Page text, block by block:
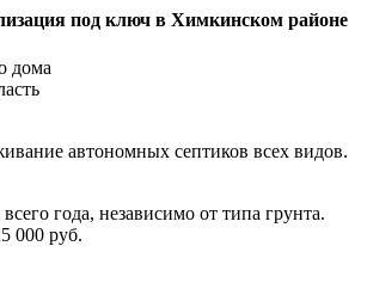
под ключ в Химкинском районе
дома
автономных септиков всех видов.
года, независимо от типа грунта.
000 руб.